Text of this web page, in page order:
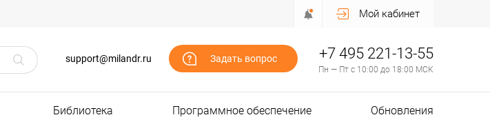
Мой кабинет
support@milandr.ru Задать вопрос +7 495 221-13-55
Пн — Пт с 10:00 до 18:00 МСК
Библиотека Программное обеспечение Обновления